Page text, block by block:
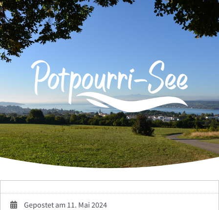
Zum
Inhalt
springen
Gepostet am 11. Mai 2024